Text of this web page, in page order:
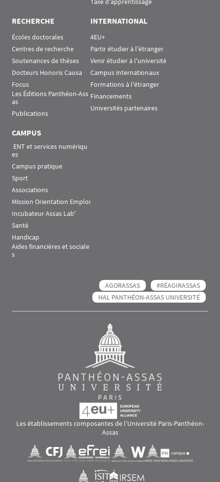
RECHERCHE
Écoles doctorales
Centres de recherche
Soutenances de thèses
Docteurs Honoris Causa
Focus
Les Éditions Panthéon-Ass
as
Publications
INTERNATIONAL
4EU+
Partir étudier à l'étranger
Venir étudier à l'université
Campus internationaux
Formations à l'étranger
Financements
Universités partenaires
CAMPUS
es
Campus pratique
Sport
Associations
Mission Orientation Emploi
Incubateur Assas Lab'
Santé
Handicap
Aides financières et sociale
s
AGORASSAS
#RÉAGIRASSAS
HAL PANTHÉON-ASSAS UNIVERSITÉ
Les établissements composantes de l’Université Paris-Panthéon-
Assas
Visuel svgVisuel svg Visuel svgVisuel svg
Visuel svgVisuel svg